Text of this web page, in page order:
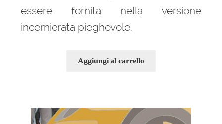
essere fornita nella versione
incernierata pieghevole.
Aggiungi al carrello